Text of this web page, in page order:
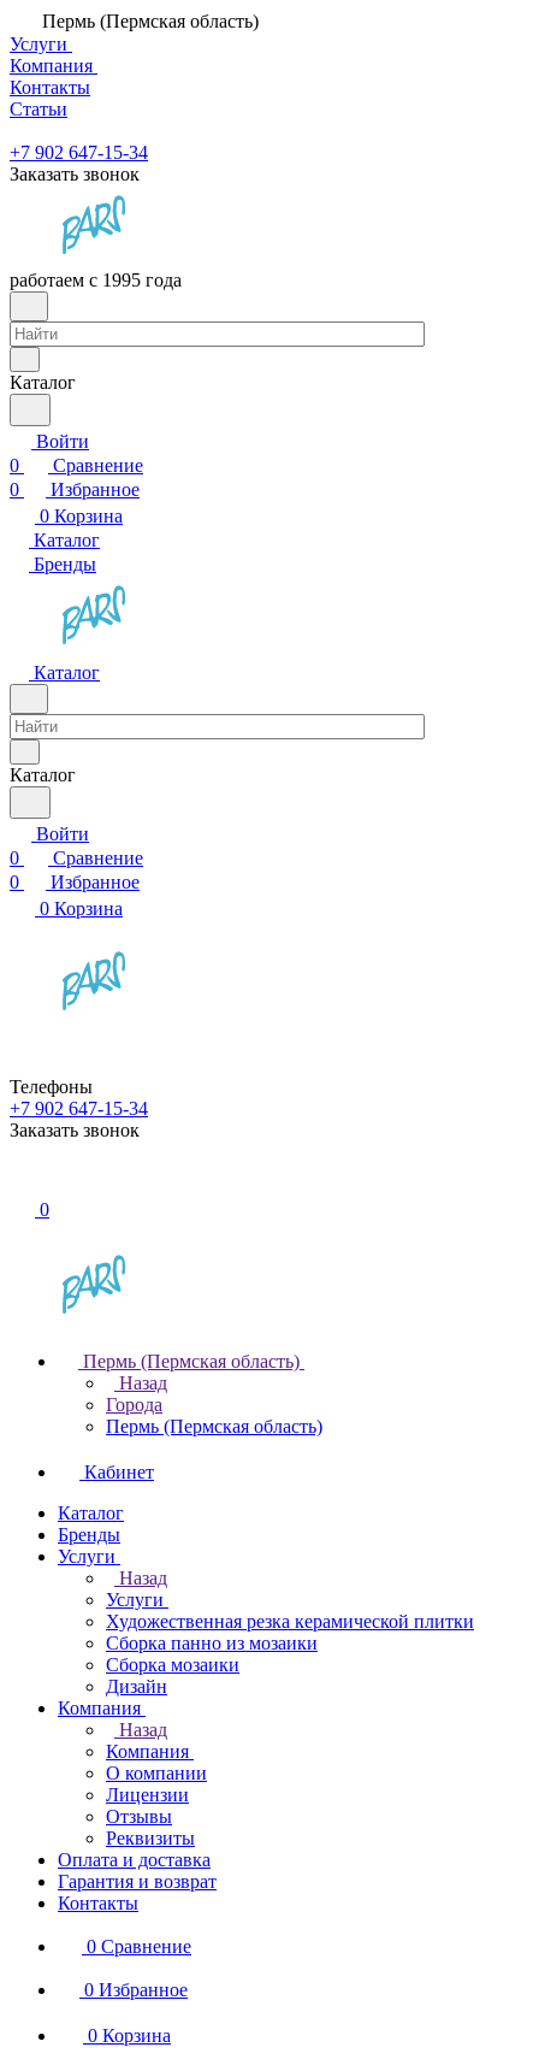
Пермь (Пермская область)
Услуги
Компания
Контакты
Статьи
+7 902 647-15-34
Заказать звонок
работаем с 1995 года
Каталог
Войти
0
Сравнение
0
Избранное
0 Корзина
Каталог
Бренды
Каталог
Каталог
Войти
0
Сравнение
0
Избранное
0 Корзина
Телефоны
+7 902 647-15-34
Заказать звонок
0
Пермь (Пермская область)
Назад
Города
Пермь (Пермская область)
Кабинет
Каталог
Бренды
Услуги
Назад
Услуги
Художественная резка керамической плитки
Сборка панно из мозаики
Сборка мозаики
Дизайн
Компания
Назад
Компания
О компании
Лицензии
Отзывы
Реквизиты
Оплата и доставка
Гарантия и возврат
Контакты
0 Сравнение
0 Избранное
0 Корзина